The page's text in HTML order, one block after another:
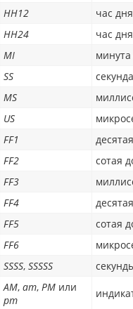
HH12
час
HH24
час
MI
минута
SS
MS
US
FF1
FF2
сотая
FF3
FF4
FF5
сотая
FF6
SSSS, SSSSS
AM, am, PM или
pm